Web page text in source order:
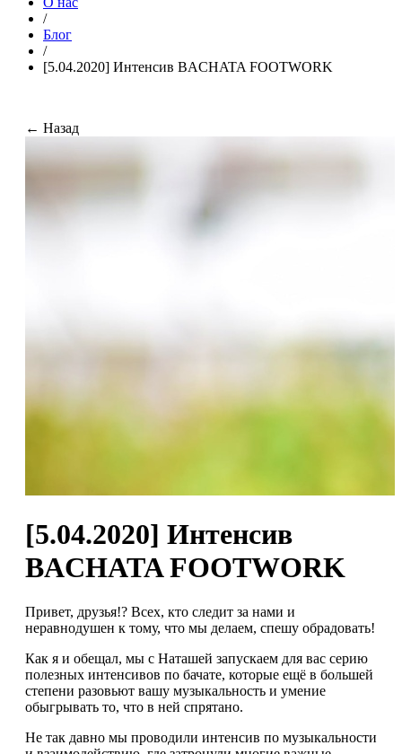
/
Блог
/
[5.04.2020] Интенсив BACHATA FOOTWORK
← Назад
[5.04.2020] Интенсив
BACHATA FOOTWORK
Привет, друзья!? Всех, кто следит за нами и
неравнодушен к тому, что мы делаем, спешу обрадовать!
Как я и обещал, мы с Наташей запускаем для вас серию
полезных интенсивов по бачате, которые ещё в большей
степени разовьют вашу музыкальность и умение
обыгрывать то, что в ней спрятано.
Не так давно мы проводили интенсив по музыкальности